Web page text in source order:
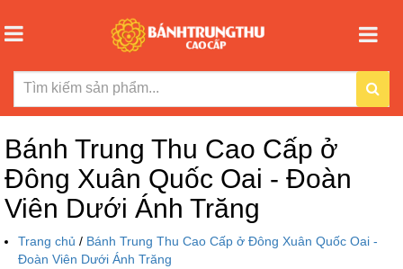
Bánh Trung Thu Cao Cấp ở
Đông Xuân Quốc Oai - Đoàn
Viên Dưới Ánh Trăng
Trang chủ / Bánh Trung Thu Cao Cấp ở Đông Xuân Quốc Oai -
Đoàn Viên Dưới Ánh Trăng